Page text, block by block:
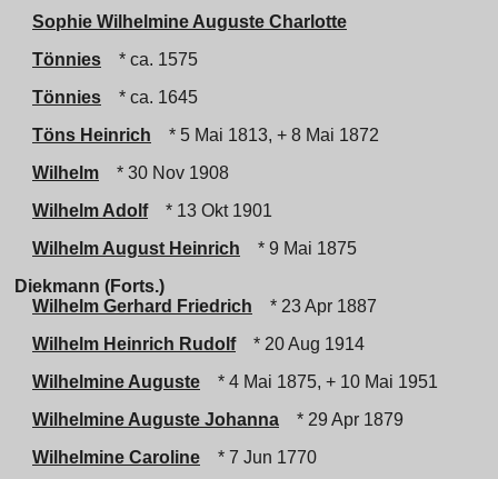
Sophie Wilhelmine Auguste Charlotte
Tönnies
* ca. 1575
Tönnies
* ca. 1645
Töns Heinrich
* 5 Mai 1813, + 8 Mai 1872
Wilhelm
* 30 Nov 1908
Wilhelm Adolf
* 13 Okt 1901
Wilhelm August Heinrich
* 9 Mai 1875
Diekmann (Forts.)
Wilhelm Gerhard Friedrich
* 23 Apr 1887
Wilhelm Heinrich Rudolf
* 20 Aug 1914
Wilhelmine Auguste
* 4 Mai 1875, + 10 Mai 1951
Wilhelmine Auguste Johanna
* 29 Apr 1879
Wilhelmine Caroline
* 7 Jun 1770